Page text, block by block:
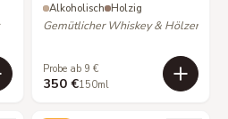
Alkoholisch Holzig
Gemütlicher Whiskey & Hölzer
Probe ab 9 €
350 €150ml